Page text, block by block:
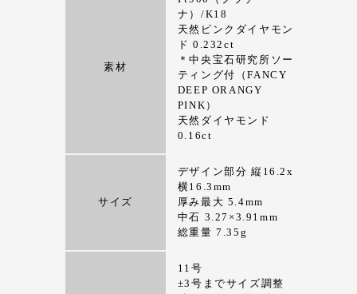
素材
ナ）/K18
天然ピンクダイヤモン
ド 0.232ct
＊中央宝石研究所ソー
ティング付（FANCY
DEEP ORANGY
PINK）
天然ダイヤモンド
0.16ct
サイズ
デザイン部分 縦16.2x
横16.3mm
厚み最大 5.4mm
中石 3.27×3.91mm
総重量 7.35g
11号
±3号までサイズ調整